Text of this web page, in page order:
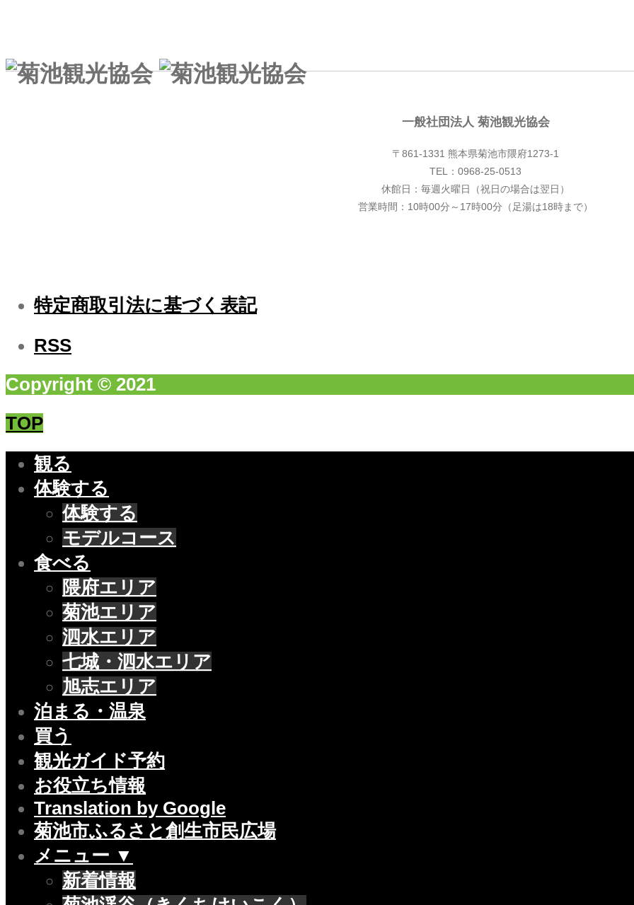
一般社団法人 菊池観光協会
〒861-1331 熊本県菊池市隈府1273-1
TEL：0968-25-0513
休館日：毎週火曜日（祝日の場合は翌日）
営業時間：10時00分～17時00分（足湯は18時まで）
特定商取引法に基づく表記
RSS
Copyright © 2021
TOP
観る
体験する
体験する
モデルコース
食べる
隈府エリア
菊池エリア
泗水エリア
七城・泗水エリア
旭志エリア
泊まる・温泉
買う
観光ガイド予約
お役立ち情報
Translation by Google
菊池市ふるさと創生市民広場
メニュー ▼
新着情報